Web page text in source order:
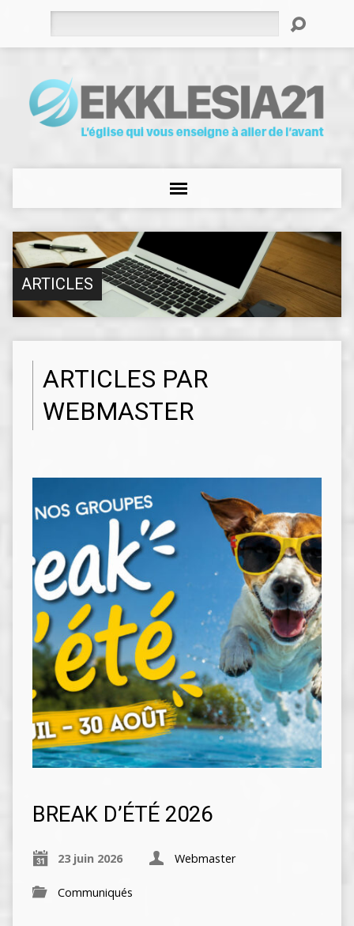
ARTICLES
ARTICLES PAR
WEBMASTER
BREAK D’ÉTÉ 2026
23 juin 2026 Webmaster
Communiqués